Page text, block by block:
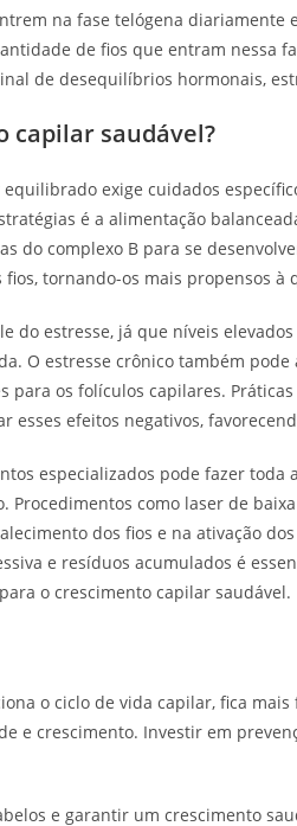
na fase telógena
de fios que entram nessa
de desequilíbrios hormonais,
capilar saudável?
exige cuidados
é a alimentação
do complexo B para se
tornando-os mais propensos à
do estresse, já que níveis
O estresse crônico também
os folículos capilares.
esses efeitos negativos,
especializados pode fazer
Procedimentos como laser de
dos fios e na ativação
e resíduos acumulados é
o crescimento capilar saudável.
o ciclo de vida capilar, fica
e crescimento. Investir em
e garantir um crescimento